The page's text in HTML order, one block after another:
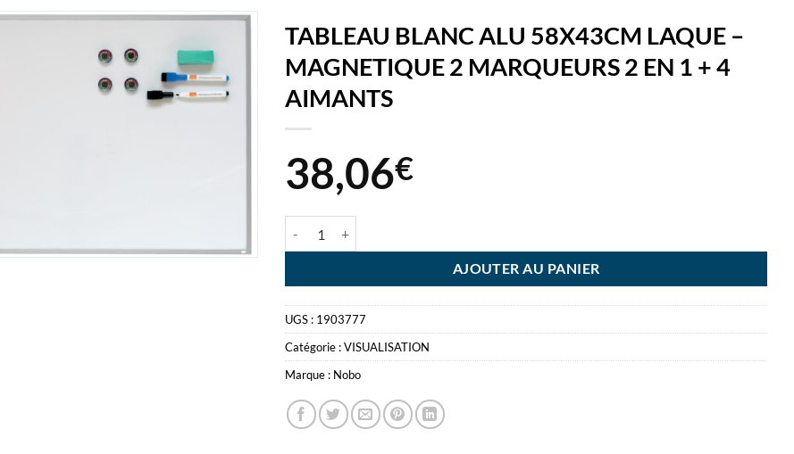
TABLEAU BLANC ALU 58X43CM LAQUE –
MAGNETIQUE 2 MARQUEURS 2 EN 1 + 4
AIMANTS
38,06€
AJOUTER AU PANIER
UGS : 1903777
Catégorie :VISUALISATION
Marque : Nobo